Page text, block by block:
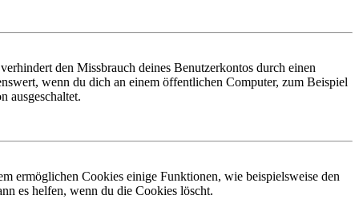
den Missbrauch deines Benutzerkontos durch einen
wenn du dich an einem öffentlichen Computer, zum Beispiel
ausgeschaltet.
ermöglichen Cookies einige Funktionen, wie beispielsweise den
es helfen, wenn du die Cookies löscht.